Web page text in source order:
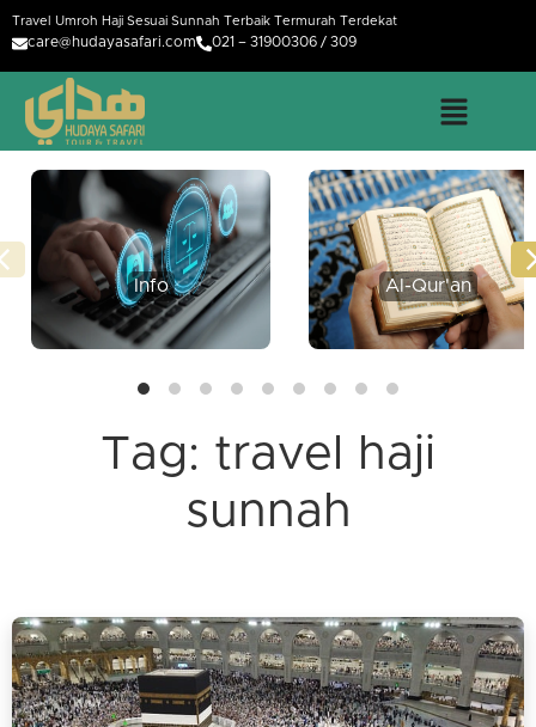
Travel Umroh Haji Sesuai Sunnah Terbaik Termurah Terdekat
care@hudayasafari.com 021 – 31900306 / 309
Info Al-Qur'an
Tag: travel haji
sunnah